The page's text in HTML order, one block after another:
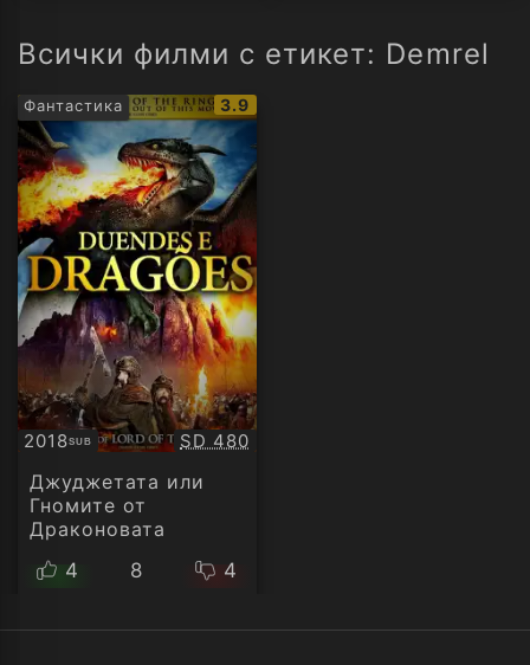
Всички филми с етикет: Demrel
Фантастика
IMDb
рейтинг:
3.9
2018SUB
Субтитри Качество:
SD 480
Джуджетата или
Гномите от
Драконовата
4 8 4